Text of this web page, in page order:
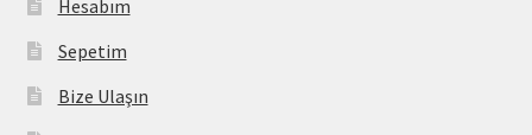
Hesabım
Sepetim
Bize Ulaşın